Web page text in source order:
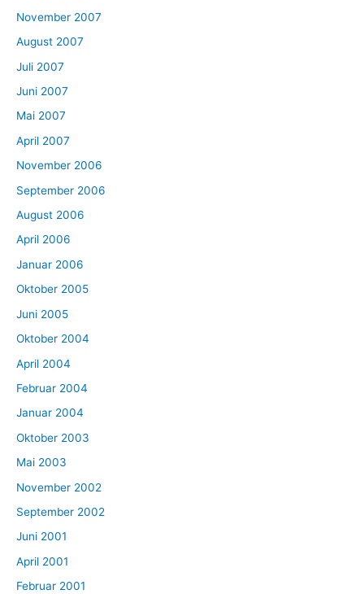
November 2007
August 2007
Juli 2007
Juni 2007
Mai 2007
April 2007
November 2006
September 2006
August 2006
April 2006
Januar 2006
Oktober 2005
Juni 2005
Oktober 2004
April 2004
Februar 2004
Januar 2004
Oktober 2003
Mai 2003
November 2002
September 2002
Juni 2001
April 2001
Februar 2001